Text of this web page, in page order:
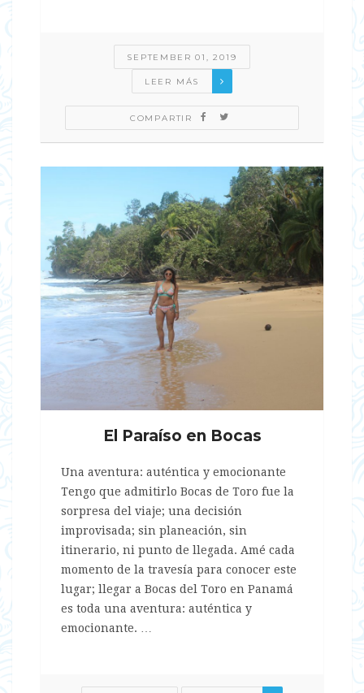
SEPTEMBER 01, 2019
LEER MÁS
COMPARTIR
El Paraíso en Bocas
Una aventura: auténtica y emocionante
Tengo que admitirlo Bocas de Toro fue la
sorpresa del viaje; una decisión
improvisada; sin planeación, sin
itinerario, ni punto de llegada. Amé cada
momento de la travesía para conocer este
lugar; llegar a Bocas del Toro en Panamá
es toda una aventura: auténtica y
emocionante. …